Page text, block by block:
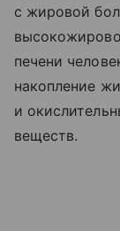
с жировой
печени
накопление
и
веществ.